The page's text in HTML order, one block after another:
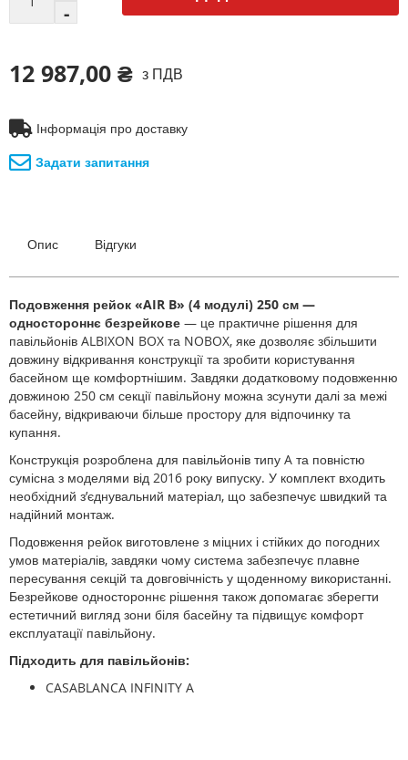
12 987,00 ₴ з ПДВ
Інформація про доставку
Задати запитання
Опис Відгуки
Подовження рейок «AIR B» (4 модулі) 250 см —
одностороннє безрейкове — це практичне рішення для
павільйонів ALBIXON BOX та NOBOX, яке дозволяє збільшити
довжину відкривання конструкції та зробити користування
басейном ще комфортнішим. Завдяки додатковому подовженню
довжиною 250 см секції павільйону можна зсунути далі за межі
басейну, відкриваючи більше простору для відпочинку та
купання.
Конструкція розроблена для павільйонів типу A та повністю
сумісна з моделями від 2016 року випуску. У комплект входить
необхідний з’єднувальний матеріал, що забезпечує швидкий та
надійний монтаж.
Подовження рейок виготовлене з міцних і стійких до погодних
умов матеріалів, завдяки чому система забезпечує плавне
пересування секцій та довговічність у щоденному використанні.
Безрейкове одностороннє рішення також допомагає зберегти
естетичний вигляд зони біля басейну та підвищує комфорт
експлуатації павільйону.
Підходить для павільйонів:
CASABLANCA INFINITY A